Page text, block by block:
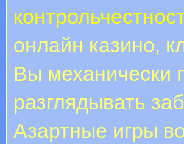
онлайн казино,
Вы механически
разглядывать
Азартные игры